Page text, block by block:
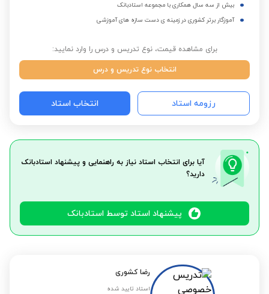
بیش از سه سال همکاری با مجموعه استادبانک
آموزگار برتر کشوری در زمینه ی دست سازه های آموزشی
برای مشاهده قیمت، نوع تدریس و درس را وارد نمایید:
انتخاب نوع تدریس و درس
رزومه استاد انتخاب استاد
آیا برای انتخاب استاد نیاز به راهنمایی و پیشنهاد استادبانک
دارید؟
پیشنهاد استاد توسط استادبانک
رضا کشوری
استاد تایید شده